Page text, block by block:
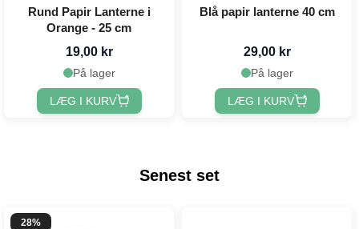
Rund Papir Lanterne i
Orange - 25 cm
19,00 kr
På lager
LÆG I KURV
Blå papir lanterne 40 cm
29,00 kr
På lager
LÆG I KURV
Senest set
28%